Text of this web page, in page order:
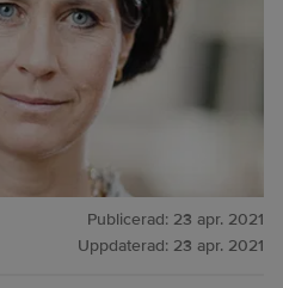
Publicerad: 23 apr. 2021
Uppdaterad: 23 apr. 2021